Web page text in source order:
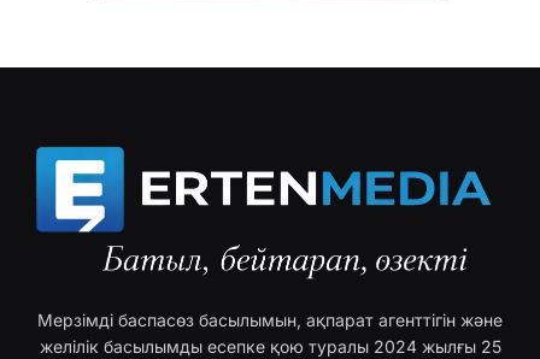
Мерзімді баспасөз басылымын, ақпарат агенттігін және
желілік басылымды есепке қою туралы 2024 жылғы 25